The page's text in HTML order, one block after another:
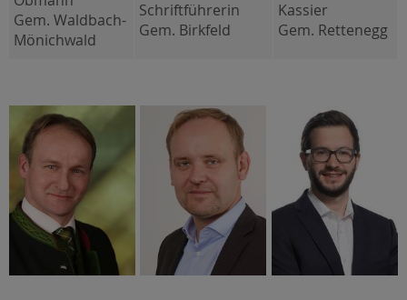
Gem. Waldbach-
Mönichwald
Schriftführerin
Gem. Birkfeld
Kassier
Gem. Rettenegg